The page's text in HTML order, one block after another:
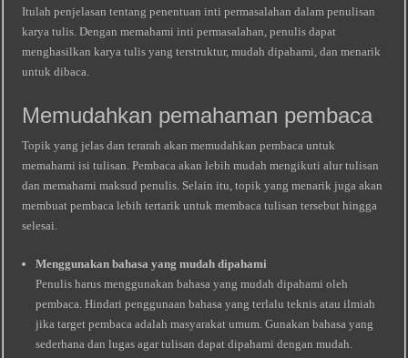
Itulah penjelasan tentang penentuan inti permasalahan dalam penulisan
karya tulis. Dengan memahami inti permasalahan, penulis dapat
menghasilkan karya tulis yang terstruktur, mudah dipahami, dan menarik
untuk dibaca.
Memudahkan pemahaman pembaca
Topik yang jelas dan terarah akan memudahkan pembaca untuk
memahami isi tulisan. Pembaca akan lebih mudah mengikuti alur tulisan
dan memahami maksud penulis. Selain itu, topik yang menarik juga akan
membuat pembaca lebih tertarik untuk membaca tulisan tersebut hingga
selesai.
Menggunakan bahasa yang mudah dipahami
Penulis harus menggunakan bahasa yang mudah dipahami oleh
pembaca. Hindari penggunaan bahasa yang terlalu teknis atau ilmiah
jika target pembaca adalah masyarakat umum. Gunakan bahasa yang
sederhana dan lugas agar tulisan dapat dipahami dengan mudah.